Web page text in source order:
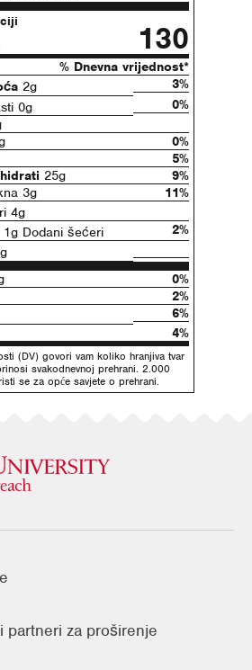
130
% Dnevna vrijednost*
2g
3%
0g
0%
0%
5%
25g
9%
3g
11%
4g
Dodani šećeri
2%
0%
2%
6%
4%
(DV) govori vam koliko hranjiva tvar
svakodnevnoj prehrani. 2.000
se za opće savjete o prehrani.
partneri za proširenje